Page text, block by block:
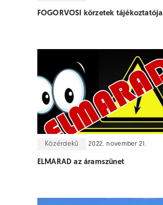
FOGORVOSI körzetek tájékoztatója
Közérdekű 2022. november 21.
ELMARAD az áramszünet